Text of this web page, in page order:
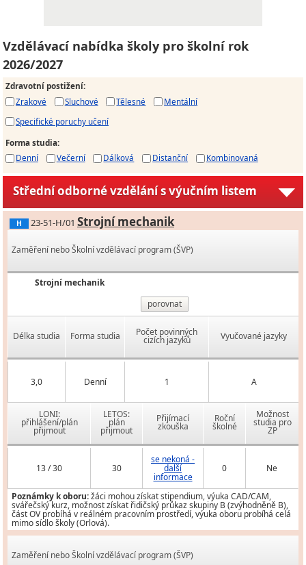
Vzdělávací nabídka školy pro školní rok
2026/2027
Zdravotní postižení:
Zrakové
Sluchové Tělesné
Mentální
Specifické poruchy učení
Forma studia:
Denní
Večerní Dálková Distanční Kombinovaná
Střední odborné vzdělání s výučním listem
H 23-51-H/01 Strojní mechanik
Zaměření nebo Školní vzdělávací program (ŠVP)
Strojní mechanik
porovnat
Délka studia Forma studia Počet povinných
cizích jazyků Vyučované jazyky
3,0 Denní 1 A
LONI:
přihlášení/plán
přijmout
LETOS:
plán
přijmout
Přijímací
zkouška
Roční
školné
Možnost
studia pro
ZP
13 / 30 30
se nekoná -
další
informace
0 Ne
Poznámky k oboru:žáci mohou získat stipendium, výuka CAD/CAM,
svářečský kurz, možnost získat řidičský průkaz skupiny B (zvýhodněně B),
část OV probíhá v reálném pracovním prostředí, výuka oboru probíhá celá
mimo sídlo školy (Orlová).
Zaměření nebo Školní vzdělávací program (ŠVP)